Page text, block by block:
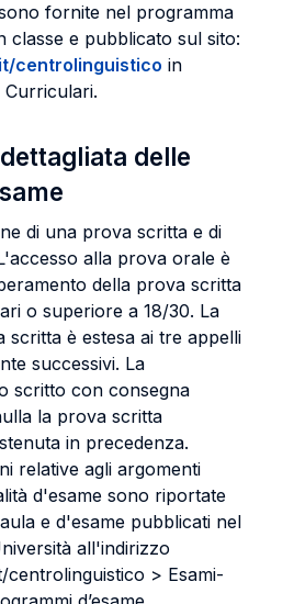
fornite nel programma
classe e pubblicato sul sito:
centrolinguistico in
Curriculari.
delle
di una prova scritta e di
alla prova orale è
della prova scritta
o superiore a 18/30. La
scritta è estesa ai tre appelli
successivi. La
scritto con consegna
la prova scritta
in precedenza.
relative agli argomenti
d'esame sono riportate
e d'esame pubblicati nel
all'indirizzo
> Esami-